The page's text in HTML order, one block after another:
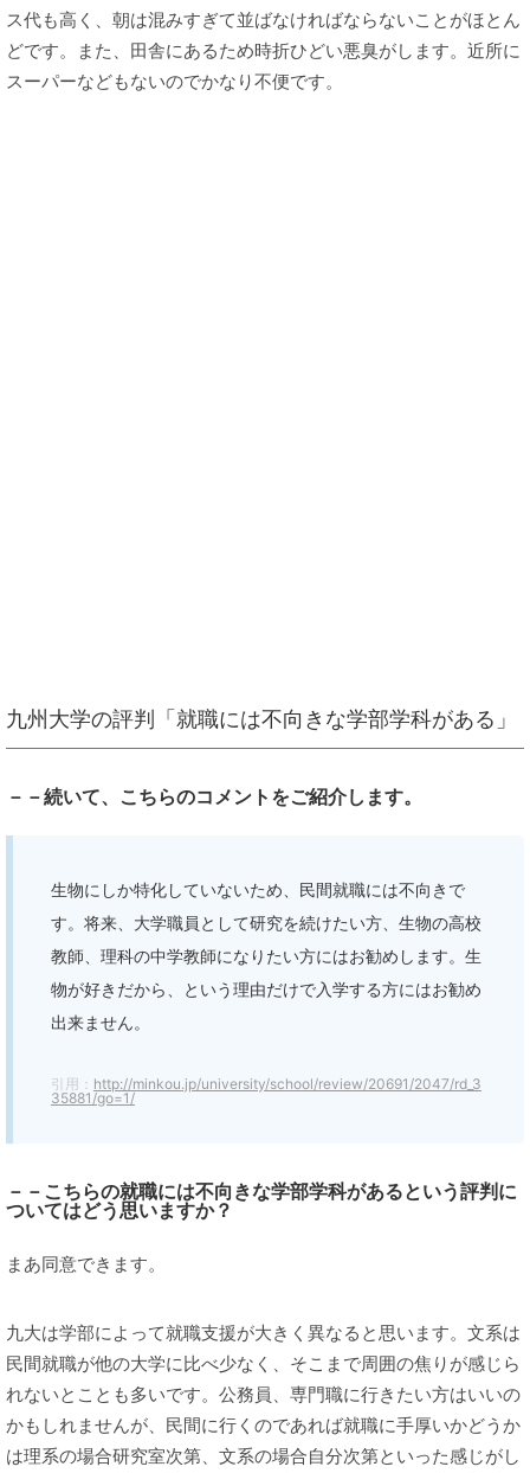
ス代も高く、朝は混みすぎて並ばなければならないことがほとん
どです。また、田舎にあるため時折ひどい悪臭がします。近所に
スーパーなどもないのでかなり不便です。
九州大学の評判「就職には不向きな学部学科がある」
－－続いて、こちらのコメントをご紹介します。
生物にしか特化していないため、民間就職には不向きで
す。将来、大学職員として研究を続けたい方、生物の高校
教師、理科の中学教師になりたい方にはお勧めします。生
物が好きだから、という理由だけで入学する方にはお勧め
出来ません。
引用： http://minkou.jp/university/school/review/20691/2047/rd_3
35881/go=1/
－－こちらの就職には不向きな学部学科があるという評判に
ついてはどう思いますか？
まあ同意できます。
九大は学部によって就職支援が大きく異なると思います。文系は
民間就職が他の大学に比べ少なく、そこまで周囲の焦りが感じら
れないとことも多いです。公務員、専門職に行きたい方はいいの
かもしれませんが、民間に行くのであれば就職に手厚いかどうか
は理系の場合研究室次第、文系の場合自分次第といった感じがし